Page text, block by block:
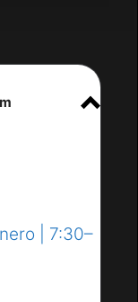
| 7:30–